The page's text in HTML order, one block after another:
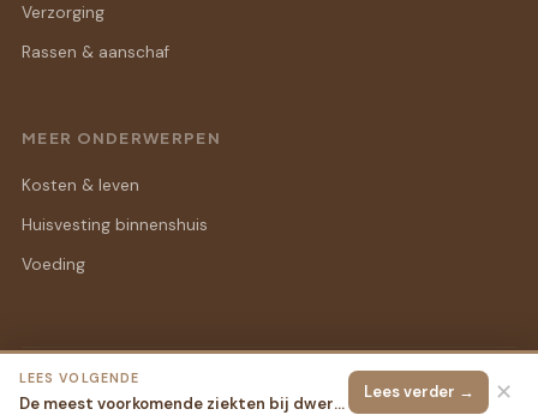
Verzorging
Rassen & aanschaf
MEER ONDERWERPEN
Kosten & leven
Huisvesting binnenshuis
Voeding
© 2026 Binnen Konijn Alle rechten voorbehouden.
LEES VOLGENDE
De meest voorkomende ziekten bij dwergkonijnen op een rij
Lees verder → ✕